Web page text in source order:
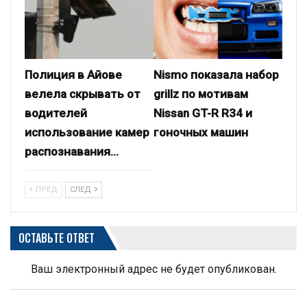
Полиция в Айове
велела скрывать от
водителей
использование камер
распознавания…
Nismo показала набор
grillz по мотивам
Nissan GT-R R34 и
гоночных машин
ПРЕД СЛЕД
ОСТАВЬТЕ ОТВЕТ
Ваш электронный адрес не будет опубликован.